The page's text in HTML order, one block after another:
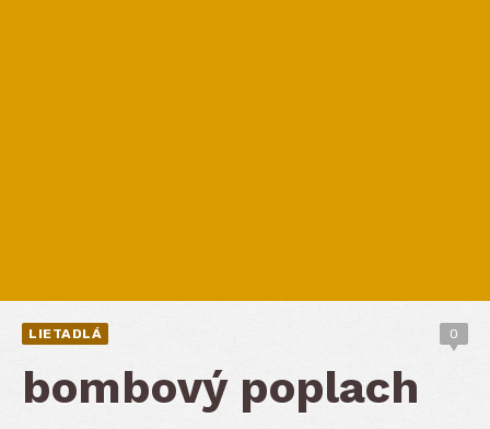
LIETADLÁ 0
bombový poplach